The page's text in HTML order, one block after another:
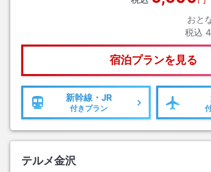
おと
税込
宿泊プランを見る
新幹線・JR
付きプラン
テルメ金沢